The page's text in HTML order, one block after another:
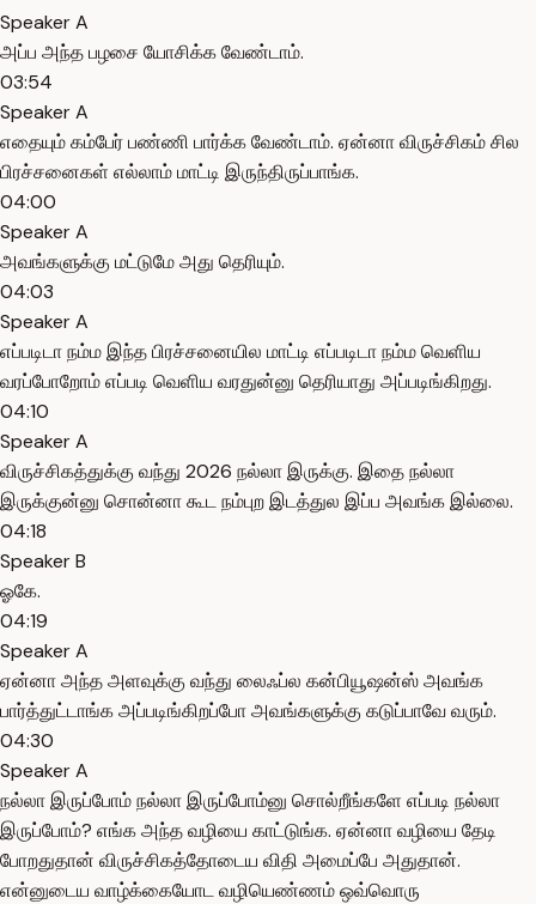
Speaker A
அப்ப அந்த பழசை யோசிக்க வேண்டாம்.
03:54
Speaker A
எதையும் கம்பேர் பண்ணி பார்க்க வேண்டாம். ஏன்னா விருச்சிகம் சில
பிரச்சனைகள் எல்லாம் மாட்டி இருந்திருப்பாங்க.
04:00
Speaker A
அவங்களுக்கு மட்டுமே அது தெரியும்.
04:03
Speaker A
எப்படிடா நம்ம இந்த பிரச்சனையில மாட்டி எப்படிடா நம்ம வெளிய
வரப்போறோம் எப்படி வெளிய வரதுன்னு தெரியாது அப்படிங்கிறது.
04:10
Speaker A
விருச்சிகத்துக்கு வந்து 2026 நல்லா இருக்கு. இதை நல்லா
இருக்குன்னு சொன்னா கூட நம்புற இடத்துல இப்ப அவங்க இல்லை.
04:18
Speaker B
ஓகே.
04:19
Speaker A
ஏன்னா அந்த அளவுக்கு வந்து லைஃப்ல கன்பியூஷன்ஸ் அவங்க
பார்த்துட்டாங்க அப்படிங்கிறப்போ அவங்களுக்கு கடுப்பாவே வரும்.
04:30
Speaker A
நல்லா இருப்போம் நல்லா இருப்போம்னு சொல்றீங்களே எப்படி நல்லா
இருப்போம்? எங்க அந்த வழியை காட்டுங்க. ஏன்னா வழியை தேடி
போறதுதான் விருச்சிகத்தோடைய விதி அமைப்பே அதுதான்.
என்னுடைய வாழ்க்கையோட வழியெண்ணம் ஒவ்வொரு